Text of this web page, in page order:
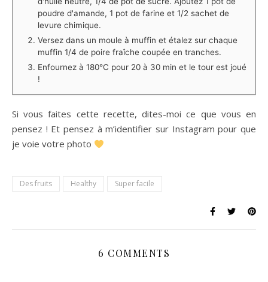
poudre d'amande, 1 pot de farine et 1/2 sachet de
levure chimique.
Versez dans un moule à muffin et étalez sur chaque
muffin 1/4 de poire fraîche coupée en tranches.
Enfournez à 180°C pour 20 à 30 min et le tour est joué
! ⁠
Si vous faites cette recette, dites-moi ce que vous en
pensez ! Et pensez à m’identifier sur Instagram pour que
je voie votre photo
Des fruits Healthy Super facile
6 COMMENTS